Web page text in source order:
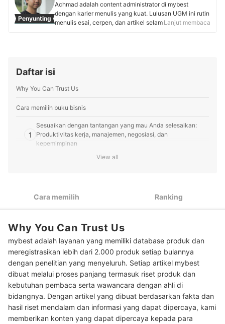
Penyunting
Achmad adalah content administrator di mybest
dengan karier menulis yang kuat. Lulusan UGM ini rutin
menulis esai, cerpen, dan artikel selama kuliah yang
rekomendasi yang benar-benar dapat diandalkan oleh
Profil Achmad Muchtar
Lanjut membaca
Daftar isi
Why You Can Trust Us
Cara memilih buku bisnis
1
Sesuaikan dengan tantangan yang mau Anda selesaikan:
Produktivitas kerja, manajemen, negosiasi, dan
kepemimpinan
Tentukan figur mentor yang ingin Anda teladani: Nabi
buku bisnis syariah yang sesuai untuk referensi pendidikan
Anda dapat buku strategi bisnis terbaik
5
Cek bahasa yang digunakan: Bahasa Indonesia atau bahasa
asing
10 Rekomendasi buku bisnis terbaik
Baca juga rekomendasi buku lainnya di sini
Kesimpulan
View all
Cara memilih Ranking
Why You Can Trust Us
mybest adalah layanan yang memiliki database produk dan
meregistrasikan lebih dari 2.000 produk setiap bulannya
dengan penelitian yang menyeluruh. Setiap artikel mybest
dibuat melalui proses panjang termasuk riset produk dan
kebutuhan pembaca serta wawancara dengan ahli di
bidangnya. Dengan artikel yang dibuat berdasarkan fakta dan
hasil riset mendalam dan informasi yang dapat dipercaya, kami
memberikan konten yang dapat dipercaya kepada para